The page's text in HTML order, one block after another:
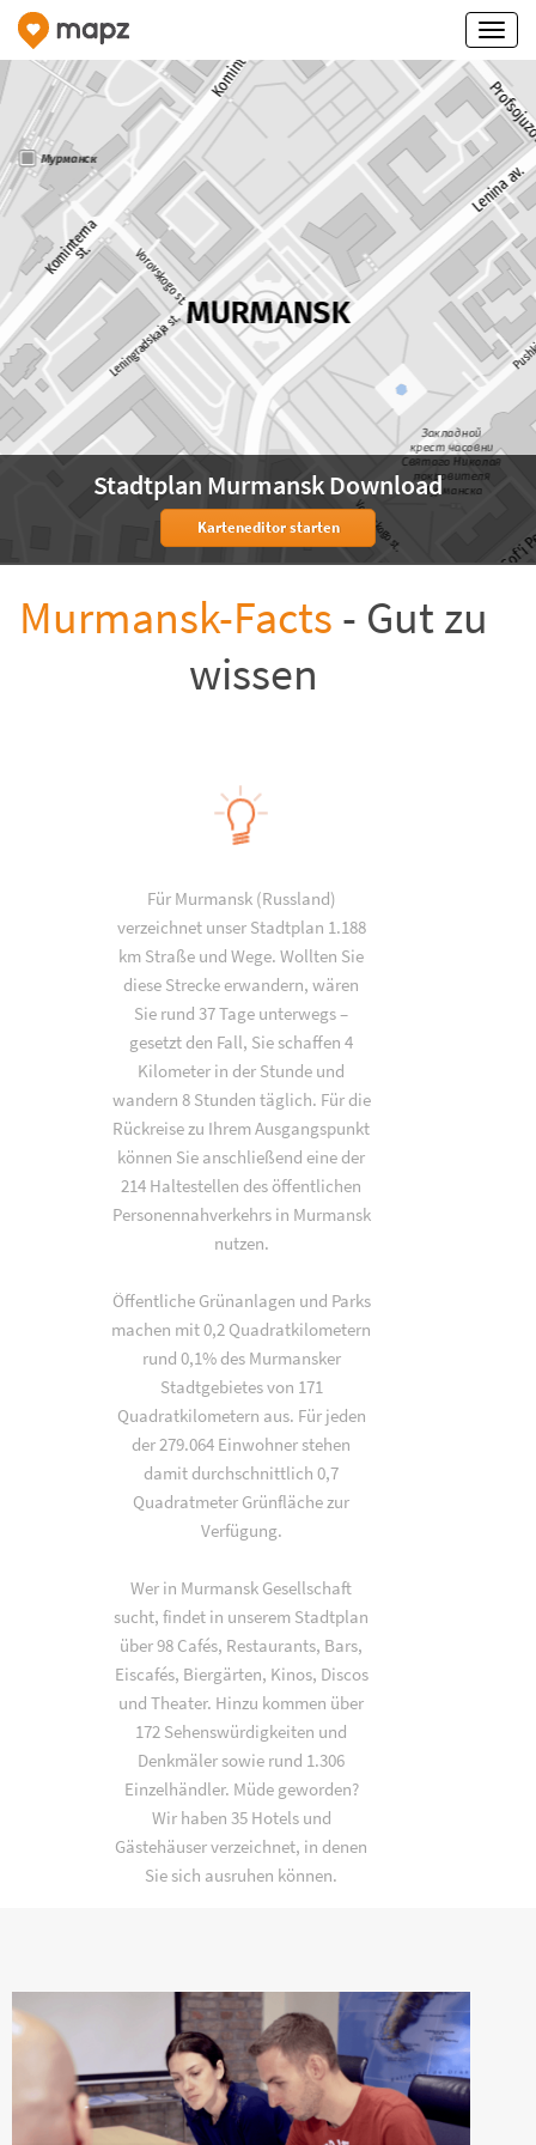
Stadtplan Murmansk Download
Karteneditor starten
Murmansk-Facts - Gut zu
wissen
Für Murmansk (Russland)
verzeichnet unser Stadtplan 1.188
km Straße und Wege. Wollten Sie
diese Strecke erwandern, wären
Sie rund 37 Tage unterwegs –
gesetzt den Fall, Sie schaffen 4
Kilometer in der Stunde und
wandern 8 Stunden täglich. Für die
Rückreise zu Ihrem Ausgangspunkt
können Sie anschließend eine der
214 Haltestellen des öffentlichen
Personennahverkehrs in Murmansk
nutzen.
Öffentliche Grünanlagen und Parks
machen mit 0,2 Quadratkilometern
rund 0,1% des Murmansker
Stadtgebietes von 171
Quadratkilometern aus. Für jeden
der 279.064 Einwohner stehen
damit durchschnittlich 0,7
Quadratmeter Grünfläche zur
Verfügung.
Wer in Murmansk Gesellschaft
sucht, findet in unserem Stadtplan
über 98 Cafés, Restaurants, Bars,
Eiscafés, Biergärten, Kinos, Discos
und Theater. Hinzu kommen über
172 Sehenswürdigkeiten und
Denkmäler sowie rund 1.306
Einzelhändler. Müde geworden?
Wir haben 35 Hotels und
Gästehäuser verzeichnet, in denen
Sie sich ausruhen können.